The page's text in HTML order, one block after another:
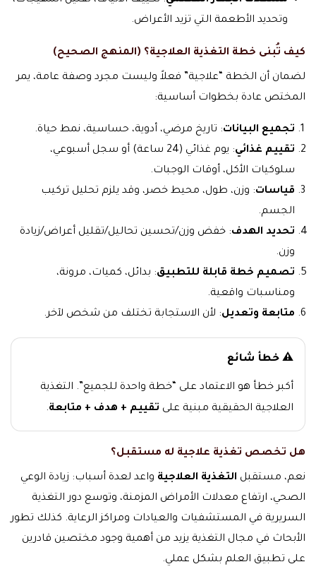
وتحديد الأطعمة التي تزيد الأعراض.
كيف تُبنى خطة التغذية العلاجية؟ (المنهج الصحيح)
لضمان أن الخطة “علاجية” فعلاً وليست مجرد وصفة عامة، يمر
المختص عادة بخطوات أساسية:
تجميع البيانات: تاريخ مرضي، أدوية، حساسية، نمط حياة.
تقييم غذائي
: يوم غذائي (24 ساعة) أو سجل أسبوعي،
سلوكيات الأكل، أوقات الوجبات.
قياسات: وزن، طول، محيط خصر، وقد يلزم تحليل تركيب
الجسم.
تحديد الهدف: خفض وزن/تحسين تحاليل/تقليل أعراض/زيادة
وزن.
تصميم خطة قابلة للتطبيق: بدائل، كميات، مرونة،
ومناسبات واقعية.
متابعة وتعديل: لأن الاستجابة تختلف من شخص لآخر.
⚠️ خطأ شائع
أكبر خطأ هو الاعتماد على “خطة واحدة للجميع”. التغذية
العلاجية الحقيقية مبنية على تقييم + هدف + متابعة.
هل تخصص تغذية علاجية له مستقبل؟
نعم، مستقبل التغذية العلاجية واعد لعدة أسباب: زيادة الوعي
الصحي، ارتفاع معدلات الأمراض المزمنة، وتوسع دور التغذية
السريرية في المستشفيات والعيادات ومراكز الرعاية. كذلك تطور
الأبحاث في مجال التغذية يزيد من أهمية وجود مختصين قادرين
على تطبيق العلم بشكل عملي.